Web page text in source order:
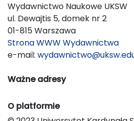
Wydawnictwo Naukowe UKSW
ul. Dewajtis 5, domek nr 2
01-815 Warszawa
Strona WWW Wydawnictwa
e-mail:
Ważne adresy
O platformie